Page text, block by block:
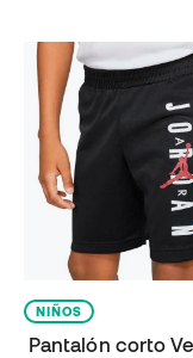
NIÑOS
Pantalón corto